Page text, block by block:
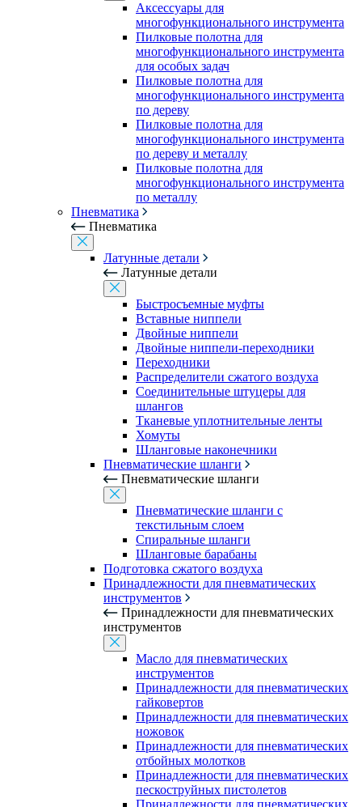
Аксессуары для
многофункционального инструмента
Пилковые полотна для
многофункционального инструмента
для особых задач
Пилковые полотна для
многофункционального инструмента
по дереву
Пилковые полотна для
многофункционального инструмента
по дереву и металлу
Пилковые полотна для
многофункционального инструмента
по металлу
Пневматика
Пневматика
Латунные детали
Латунные детали
Быстросъемные муфты
Вставные ниппели
Двойные ниппели
Двойные ниппели-переходники
Переходники
Распределители сжатого воздуха
Соединительные штуцеры для
шлангов
Тканевые уплотнительные ленты
Хомуты
Шланговые наконечники
Пневматические шланги
Пневматические шланги
Пневматические шланги с
текстильным слоем
Спиральные шланги
Шланговые барабаны
Подготовка сжатого воздуха
Принадлежности для пневматических
инструментов
Принадлежности для пневматических
инструментов
Масло для пневматических
инструментов
Принадлежности для пневматических
гайковертов
Принадлежности для пневматических
ножовок
Принадлежности для пневматических
отбойных молотков
Принадлежности для пневматических
пескоструйных пистолетов
Принадлежности для пневматических